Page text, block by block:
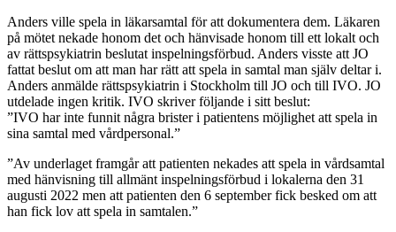
Anders ville spela in läkarsamtal för att dokumentera dem. Läkaren
på mötet nekade honom det och hänvisade honom till ett lokalt och
av rättspsykiatrin beslutat inspelningsförbud. Anders visste att JO
fattat beslut om att man har rätt att spela in samtal man själv deltar i.
Anders anmälde rättspsykiatrin i Stockholm till JO och till IVO. JO
utdelade ingen kritik. IVO skriver följande i sitt beslut:
”IVO har inte funnit några brister i patientens möjlighet att spela in
sina samtal med vårdpersonal.”
”Av underlaget framgår att patienten nekades att spela in vårdsamtal
med hänvisning till allmänt inspelningsförbud i lokalerna den 31
augusti 2022 men att patienten den 6 september fick besked om att
han fick lov att spela in samtalen.”